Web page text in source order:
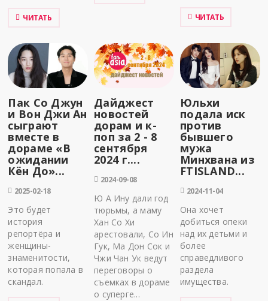
ЧИТАТЬ ЧИТАТЬ
Пак Со Джун
и Вон Джи Ан
сыграют
вместе в
дораме «В
ожидании
Кён До»...
2025-02-18
Это будет
история
репортёра и
женщины-
знаменитости,
которая попала в
скандал.
Дайджест
новостей
дорам и к-
поп за 2 - 8
сентября
2024 г....
2024-09-08
Ю А Ину дали год
тюрьмы, а маму
Хан Со Хи
арестовали, Со Ин
Гук, Ма Дон Сок и
Чжи Чан Ук ведут
переговоры о
съемках в дораме
о суперге...
Юльхи
подала иск
против
бывшего
мужа
Минхвана из
FTISLAND...
2024-11-04
Она хочет
добиться опеки
над их детьми и
более
справедливого
раздела
имущества.